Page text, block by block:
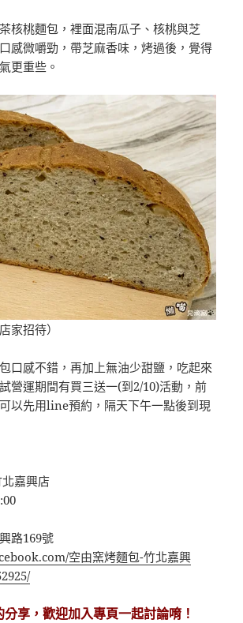
核桃麵包，裡面混南瓜子、核桃與芝
感微嚼勁，帶芝麻香味，烤過後，覺得
更重些。
家招待）
口感不錯，再加上無油少甜鹽，吃起來
營運期間有買三送一(到2/10)活動，前
以先用line預約，隔天下午一點後到現
嘉興店
路169號
空由窯烤麵包-竹北嘉興
享，歡迎加入專頁一起討論唷！